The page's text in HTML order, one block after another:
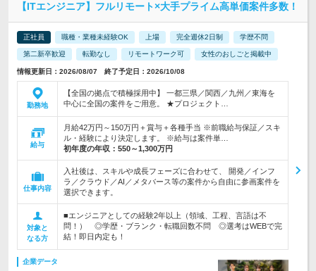
【ITエンジニア】フルリモート×大手プライム高単価案件多数！
正社員 職種・業種未経験OK 上場 完全週休2日制 学歴不問
第二新卒歓迎 転勤なし リモートワーク可 女性のおしごと掲載中
情報更新日：2026/08/07 終了予定日：2026/10/08
勤務地
【全国の拠点で積極採用中】 一都三県／関西／九州／東海を
中心に全国の案件をご用意。 ★プロジェクト…
給与
月給42万円～150万円＋賞与＋各種手当 ※前職給与保証／スキ
ル・経験により決定します。 ※給与は案件単…
初年度の年収： 550～1,300万円
仕事内容
入社後は、スキルや成長フェーズに合わせて、 開発／インフ
ラ／クラウド／AI／メタバース等の案件から自由に参画案件を
選択できます。
対象と
なる方
■エンジニアとしての経験2年以上（領域、工程、言語は不
問！） ◎学歴・ブランク・転職回数不問 ◎選考はWEBで完
結！即日内定も！
企業データ